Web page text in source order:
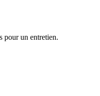
pour un entretien.